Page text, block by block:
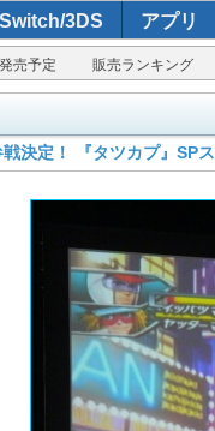
Switch/3DS アプリ
売予定 販売ランキング
決定！ 『タツカプ』SP